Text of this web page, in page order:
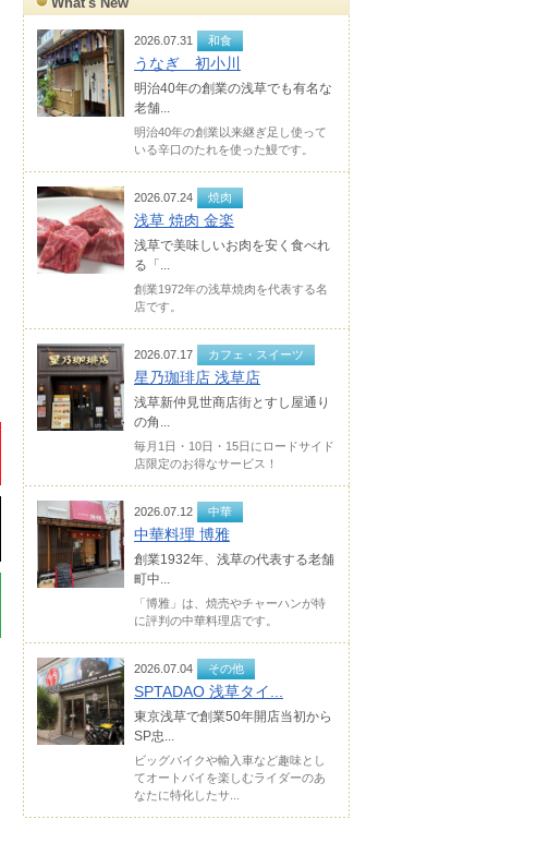
2026.07.31 和食
うなぎ 初小川
明治40年の創業の浅草でも有名な
老舗...
明治40年の創業以来継ぎ足し使って
いる辛口のたれを使った鰻です。
2026.07.24 焼肉
浅草 焼肉 金楽
浅草で美味しいお肉を安く食べれ
る「...
創業1972年の浅草焼肉を代表する名
店です。
2026.07.17 カフェ・スイーツ
星乃珈琲店 浅草店
浅草新仲見世商店街とすし屋通り
の角...
毎月1日・10日・15日にロードサイド
店限定のお得なサービス！
2026.07.12 中華
中華料理 博雅
創業1932年、浅草の代表する老舗
町中...
「博雅」は、焼売やチャーハンが特
に評判の中華料理店です。
2026.07.04 その他
SPTADAO 浅草タイ...
東京浅草で創業50年開店当初から
SP忠...
ビッグバイクや輸入車など趣味とし
てオートバイを楽しむライダーのあ
なたに特化したサ...